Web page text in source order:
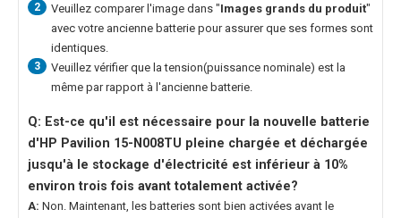
2 Veuillez comparer l'image dans "Images grands du produit"
avec votre ancienne batterie pour assurer que ses formes sont
identiques.
3
Veuillez vérifier que la tension(puissance nominale) est la
même par rapport à l'ancienne batterie.
Q: Est-ce qu'il est nécessaire pour la nouvelle batterie
d'HP Pavilion 15-N008TU pleine chargée et déchargée
jusqu'à le stockage d'électricité est inférieur à 10%
environ trois fois avant totalement activée?
A: Non. Maintenant, les batteries sont bien activées avant le